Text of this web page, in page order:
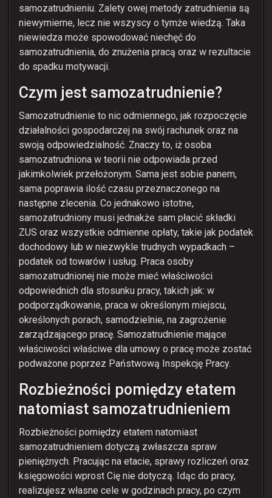
samozatrudnieniu. Zalety owej metody zatrudnienia są
niewymierne, lecz nie wszyscy o tymże wiedzą. Taka
niewiedza może spowodować niechęć do
samozatrudnienia, do znużenia pracą oraz w rezultacie
do spadku motywacji.
Czym jest samozatrudnienie?
Samozatrudnienie to nic odmiennego, jak rozpoczęcie
działalności gospodarczej na swój rachunek oraz na
swoją odpowiedzialność. Znaczy to, iż osoba
samozatrudniona w teorii nie odpowiada przed
jakimkolwiek przełożonym. Sama jest sobie panem,
sama poprawia ilość czasu przeznaczonego na
następne zlecenia. Co jednakowo istotne,
samozatrudniony musi jednakże sam płacić składki
ZUS oraz wszystkie odmienne opłaty, takie jak podatek
dochodowy lub w niezwykle trudnych wypadkach –
podatek od towarów i usług. Praca osoby
samozatrudnionej nie może mieć właściwości
odpowiednich dla stosunku pracy, takich jak: w
podporządkowanie, praca w określonym miejscu,
określonych porach, samodzielnie, na zagrożenie
zarządzającego pracę. Samozatrudnienie mające
właściwości właściwe dla umowy o pracę może zostać
podważone poprzez Państwową Inspekcję Pracy.
Rozbieżności pomiędzy etatem
natomiast samozatrudnieniem
Rozbieżności pomiędzy etatem natomiast
samozatrudnieniem dotyczą zwłaszcza spraw
pieniężnych. Pracując na etacie, sprawy rozliczeń oraz
księgowości wprost Cię nie dotyczą. Idąc do pracy,
realizujesz własne cele w godzinach pracy, po czym